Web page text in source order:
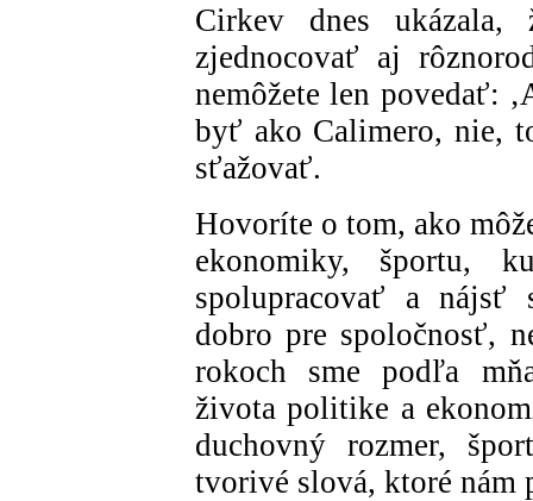
Cirkev dnes
zjednocovať aj
nemôžete len povedať:
byť ako Calimero, nie,
sťažovať.
Hovoríte o tom, ako
ekonomiky, športu,
spolupracovať a nájsť
dobro pre spoločnosť,
rokoch sme podľa
života politike a
duchovný rozmer,
tvorivé slová, ktoré nám